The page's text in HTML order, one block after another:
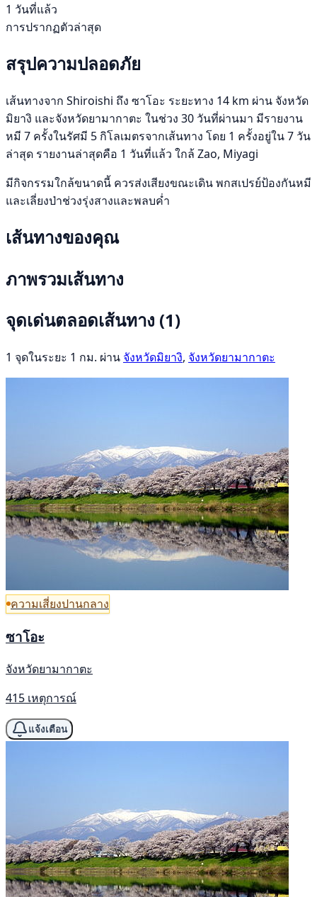
1 วันที่แล้ว
การปรากฏตัวล่าสุด
สรุปความปลอดภัย
เส้นทางจาก Shiroishi ถึง ซาโอะ ระยะทาง 14 km ผ่าน จังหวัด
มิยางิ และจังหวัดยามากาตะ ในช่วง 30 วันที่ผ่านมา มีรายงาน
หมี 7 ครั้งในรัศมี 5 กิโลเมตรจากเส้นทาง โดย 1 ครั้งอยู่ใน 7 วัน
ล่าสุด รายงานล่าสุดคือ 1 วันที่แล้ว ใกล้ Zao, Miyagi
มีกิจกรรมใกล้ขนาดนี้ ควรส่งเสียงขณะเดิน พกสเปรย์ป้องกันหมี
และเลี่ยงป่าช่วงรุ่งสางและพลบค่ำ
เส้นทางของคุณ
ภาพรวมเส้นทาง
จุดเด่นตลอดเส้นทาง (1)
1 จุดในระยะ 1 กม. ผ่าน จังหวัดมิยางิ, จังหวัดยามากาตะ
ความเสี่ยงปานกลาง
ซาโอะ
จังหวัดยามากาตะ
415 เหตุการณ์
แจ้งเตือน